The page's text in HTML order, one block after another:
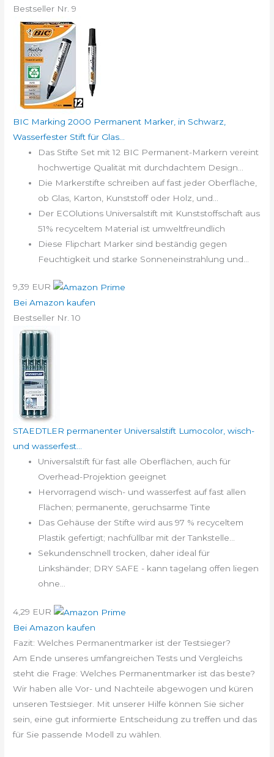
Bestseller Nr. 9
BIC Marking 2000 Permanent Marker, in Schwarz,
Wasserfester Stift für Glas...
Das Stifte Set mit 12 BIC Permanent-Markern vereint
hochwertige Qualität mit durchdachtem Design...
Die Markerstifte schreiben auf fast jeder Oberfläche,
ob Glas, Karton, Kunststoff oder Holz, und...
Der ECOlutions Universalstift mit Kunststoffschaft aus
51% recyceltem Material ist umweltfreundlich
Diese Flipchart Marker sind beständig gegen
Feuchtigkeit und starke Sonneneinstrahlung und...
9,39 EUR
Bei Amazon kaufen
Bestseller Nr. 10
STAEDTLER permanenter Universalstift Lumocolor, wisch-
und wasserfest...
Universalstift für fast alle Oberflächen, auch für
Overhead-Projektion geeignet
Hervorragend wisch- und wasserfest auf fast allen
Flächen; permanente, geruchsarme Tinte
Das Gehäuse der Stifte wird aus 97 % recyceltem
Plastik gefertigt; nachfüllbar mit der Tankstelle...
Sekundenschnell trocken, daher ideal für
Linkshänder; DRY SAFE - kann tagelang offen liegen
ohne...
4,29 EUR
Bei Amazon kaufen
Fazit: Welches Permanentmarker ist der Testsieger?
Am Ende unseres umfangreichen Tests und Vergleichs
steht die Frage: Welches Permanentmarker ist das beste?
Wir haben alle Vor- und Nachteile abgewogen und küren
unseren Testsieger. Mit unserer Hilfe können Sie sicher
sein, eine gut informierte Entscheidung zu treffen und das
für Sie passende Modell zu wählen.